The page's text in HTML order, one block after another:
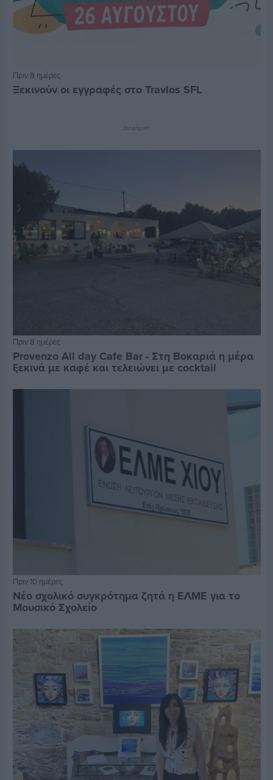
Πριν 8 ημέρες
Ξεκινούν οι εγγραφές στο Travlos SFL
Διαφήμιση
Πριν 8 ημέρες
Provenzo All day Cafe Bar - Στη Βοκαριά η μέρα
ξεκινά με καφέ και τελειώνει με cocktail
Πριν 10 ημέρες
Νέο σχολικό συγκρότημα ζητά η ΕΛΜΕ για το
Μουσικό Σχολείο